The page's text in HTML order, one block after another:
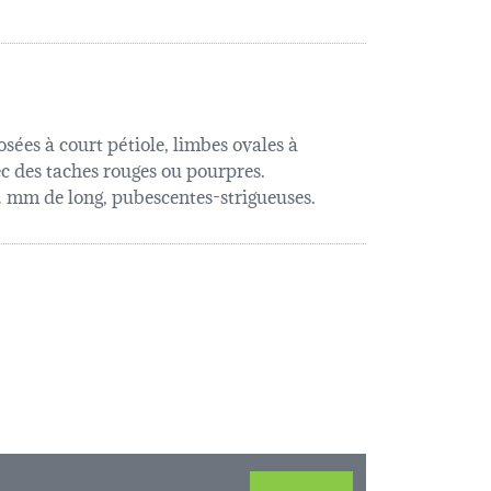
à court pétiole, limbes ovales à
taches rouges ou pourpres.
de long, pubescentes-strigueuses.